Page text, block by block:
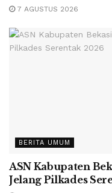
7 AGUSTUS 2026
BERITA UMUM
ASN Kabupaten
Jelang Pilkades